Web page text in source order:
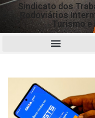
Sindicato dos
Rodoviários
Turismo e